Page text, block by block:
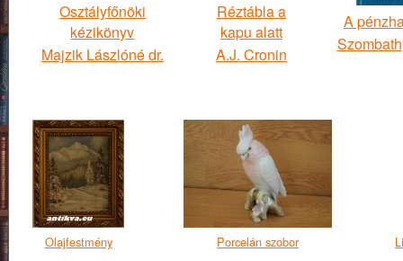
Osztályfőnöki
kézikönyv
Majzik Lászlóné dr.
Réztábla a
kapu alatt
A.J. Cronin
A
Olajfestmény Porcelán szobor